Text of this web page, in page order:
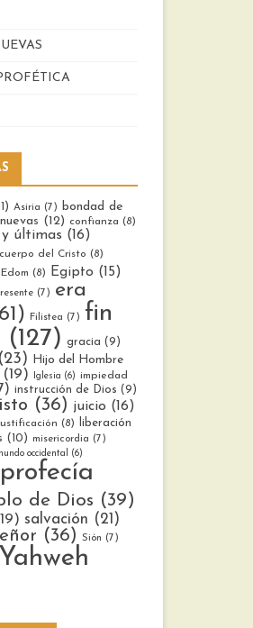
Asiria (7) bondad de
(12) confianza (8)
y últimas (16)
cuerpo del Cristo (8)
Edom (8) Egipto (15)
(7) era
Filistea (7) fin
(127) gracia (9)
(23)
Hijo del Hombre
(19) Iglesia (6) impiedad
instrucción de Dios (9)
(36) juicio (16)
(8)
liberación
(10) misericordia (7)
occidental (6)
profecía
de Dios (39)
salvación (21)
(36) Sión (7)
Yahweh